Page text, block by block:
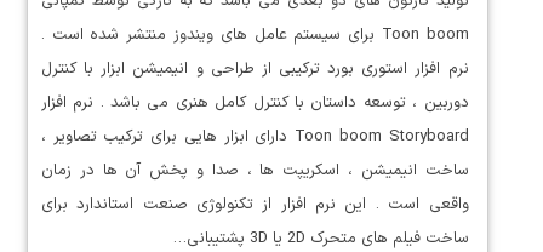
Toon boom برای سیستم عامل های ویندوز منتشر شده است .
نرم افزار استوری بورد ترکیبی از طراحی و انیمیشن ابزار با کنترل
دوربین ، توسعه داستان با کنترل کامل هنری می باشد . نرم افزار
Toon boom Storyboard دارای ابزار هایی برای ترکیب تصاویر ،
ساخت انیمیشن ، اسکریپت ها ، صدا و پخش آن ها در زمان
واقعی است . این نرم افزار از تکنولوژی صنعت استاندارد برای
ساخت فیلم های متحرک 2D یا 3D پشتیبانی…